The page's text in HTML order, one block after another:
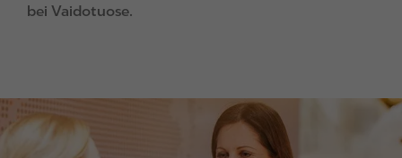
bei Vaidotuose.
m